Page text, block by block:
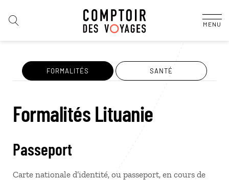
MENU
FORMALITÉS SANTÉ
Formalités Lituanie
Passeport
Carte nationale d’identité, ou passeport, en cours de